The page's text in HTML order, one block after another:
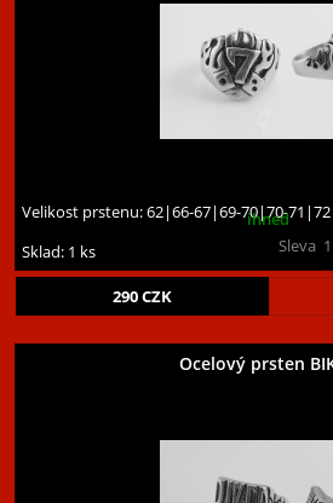
Velikost prstenu:62|66-67|69-70|70-71|72
ihned
Sklad: 1 ks
290CZK
Sleva
Ocelový prsten